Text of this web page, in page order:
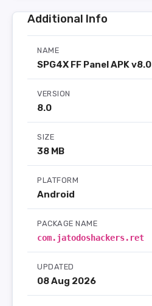
Additional Info
NAME
SPG4X FF Panel APK v8.0
VERSION
8.0
SIZE
38 MB
PLATFORM
Android
PACKAGE NAME
com.jatodoshackers.ret
UPDATED
08 Aug 2026